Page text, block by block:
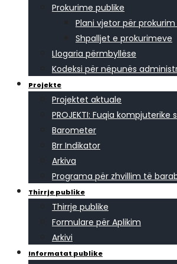
Prokurime publike
Plani vjetor për
Shpalljet e prokurimeve
Llogaria përmbyllëse
Kodeksi për nëpunës
Projekte
Projektet aktuale
PROJEKTI: Fuqia kompjuterike
Barometer
Brr Indikator
Arkiva
Programa për zhvillim të
Thirrje publike
Thirrje publike
Formulare për Aplikim
Arkivi
Informatat publike